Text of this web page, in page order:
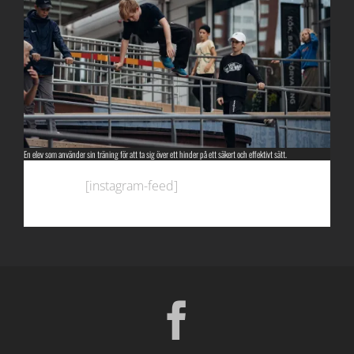
En elev som använder sin träning för att ta sig över ett hinder på ett säkert och effektivt sätt.
[instagram-feed]